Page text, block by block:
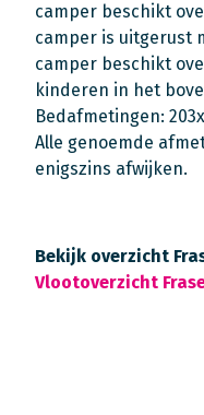
camper beschikt
camper is uitgerust
camper beschikt
kinderen in het
Bedafmetingen:
Alle genoemde
enigszins afwijken.
Bekijk overzicht
Vlootoverzicht